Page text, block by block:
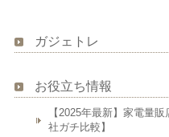
ガジェトレ
お役立ち情報
【2025年最新】家電量
社ガチ比較】